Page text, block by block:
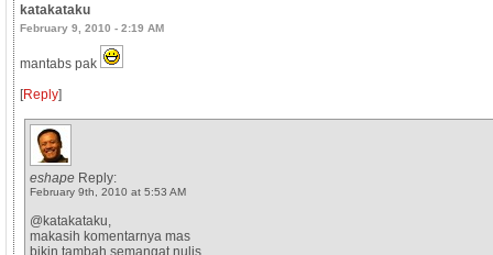
katakataku
February 9, 2010 - 2:19 AM
mantabs pak
[Reply]
eshape Reply:
February 9th, 2010 at 5:53 AM
@katakataku,
makasih komentarnya mas
bikin tambah semangat nulis